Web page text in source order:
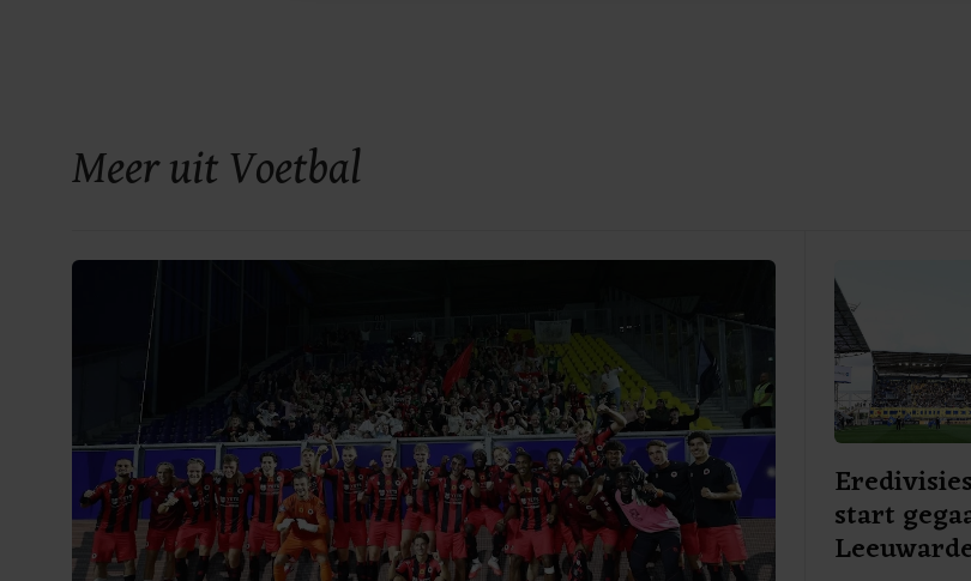
Meer uit Voetbal
start